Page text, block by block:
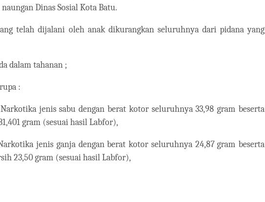
Dinas Sosial Kota Batu.
telah dijalani oleh anak dikurangkan seluruhnya dari pidana yang
dalam tahanan ;
:
jenis sabu dengan berat kotor seluruhnya 33,98 gram beserta
gram (sesuai hasil Labfor),
jenis ganja dengan berat kotor seluruhnya 24,87 gram beserta
23,50 gram (sesuai hasil Labfor),